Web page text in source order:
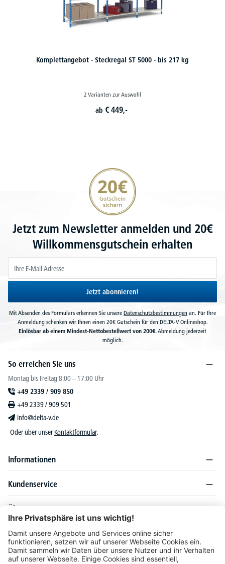
Komplettangebot - Steckregal ST 5000 - bis 217 kg
2 Varianten zur Auswahl
ab € 449,-
20€ Gutschein sichern
Jetzt zum Newsletter anmelden und 20€
Willkommensgutschein erhalten
Jetzt abonnieren!
Mit Absenden des Formulars erkennen Sie unsere Datenschutzbestimmungen an. Für Ihre
Anmeldung schenken wir Ihnen einen 20€ Gutschein für den DELTA-V Onlineshop.
Einlösbar ab einem Mindest-Nettobestellwert von 200€.Abmeldung jederzeit
möglich.
So erreichen Sie uns
Montag bis Freitag 8:00 – 17:00 Uhr
+49 2339 / 909 850
+49 2339 / 909 501
info@delta-v.de
Oder über unser Kontaktformular.
Informationen
Kundenservice
Über DELTA-V
Produktsortiment
Ratgeber